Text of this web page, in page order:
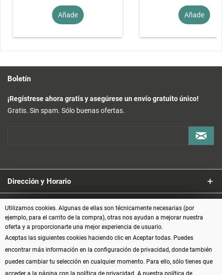
Añade Añade
Boletín
¡Regístrese ahora gratis y asegúrese un envío gratuito único!
Gratis. Sin spam. Sólo buenas ofertas.
Dirección y Horario
Servicio
Información
Formas de pago
Utilizamos cookies. Algunas de ellas son técnicamente necesarias (por
ejemplo, para el carrito de la compra), otras nos ayudan a mejorar nuestra
oferta y a proporcionarte una mejor experiencia de usuario.
Aceptas las siguientes cookies haciendo clic en Aceptar todas. Puedes
encontrar más información en la configuración de privacidad, donde también
puedes cambiar tu selección en cualquier momento. Para ello, sólo tienes que
acceder a la página con la política de privacidad. A nuestra política de